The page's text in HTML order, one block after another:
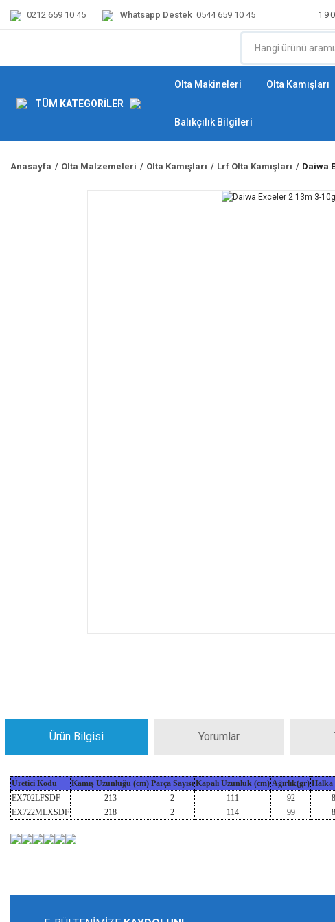
0212 659 10 45 Whatsapp Destek 0544 659 10 45
TÜM KATEGORİLER
Olta Makineleri Olta Kamışları
Balıkçılık Bilgileri
Anasayfa Olta Malzemeleri Olta Kamışları Lrf Olta Kamışları Daiwa
Ürün Bilgisi Yorumlar
Üretici Kodu Kamış Uzunluğu (cm) Parça Sayısı Kapalı Uzunluk (cm) Ağırlık(gr) Halka
EX702LFSDF
213 2 111 92 8
EX722MLXSDF
218 2 114 99 8
Ürün resmi kalitesiz, bozuk veya görüntülenemiyor.